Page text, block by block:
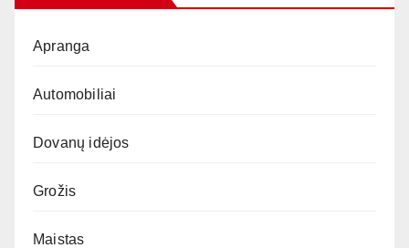
Apranga
Automobiliai
Dovanų idėjos
Grožis
Maistas